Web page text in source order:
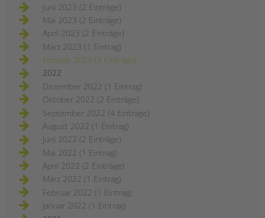
Juni 2023 (2 Einträge)
Mai 2023 (2 Einträge)
April 2023 (2 Einträge)
März 2023 (1 Eintrag)
Februar 2023 (3 Einträge)
2022
Dezember 2022 (1 Eintrag)
Oktober 2022 (2 Einträge)
September 2022 (4 Einträge)
August 2022 (1 Eintrag)
Juni 2022 (2 Einträge)
Mai 2022 (1 Eintrag)
April 2022 (2 Einträge)
März 2022 (1 Eintrag)
Februar 2022 (1 Eintrag)
Januar 2022 (1 Eintrag)